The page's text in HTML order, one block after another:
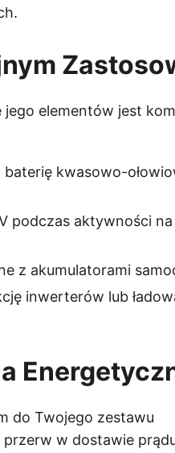
jego elementów jest
kwasowo-
podczas aktywności
z akumulatorami
inwerterów lub
do Twojego zestawu
w dostawie